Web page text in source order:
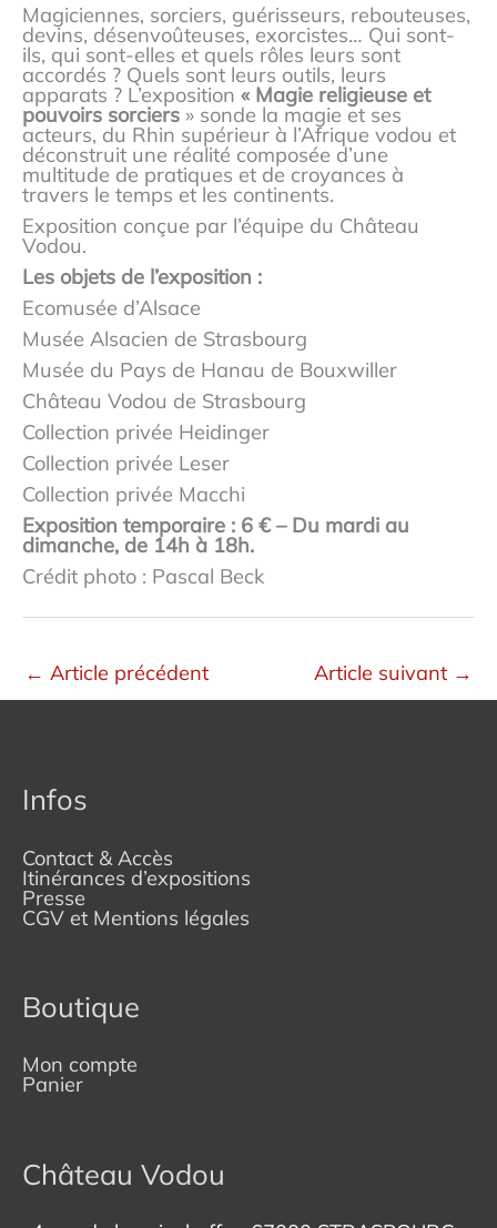
Magiciennes, sorciers, guérisseurs, rebouteuses,
devins, désenvoûteuses, exorcistes… Qui sont-
ils, qui sont-elles et quels rôles leurs sont
accordés ? Quels sont leurs outils, leurs
apparats ? L’exposition « Magie religieuse et
pouvoirs sorciers » sonde la magie et ses
acteurs, du Rhin supérieur à l’Afrique vodou et
déconstruit une réalité composée d’une
multitude de pratiques et de croyances à
travers le temps et les continents.
Exposition conçue par l’équipe du Château
Vodou.
Les objets de l’exposition :
Ecomusée d’Alsace
Musée Alsacien de Strasbourg
Musée du Pays de Hanau de Bouxwiller
Château Vodou de Strasbourg
Collection privée Heidinger
Collection privée Leser
Collection privée Macchi
Exposition temporaire : 6 € – Du mardi au
dimanche, de 14h à 18h.
Crédit photo : Pascal Beck
← Article précédent Article suivant →
Infos
Contact & Accès
Itinérances d’expositions
Presse
CGV et Mentions légales
Boutique
Mon compte
Panier
Château Vodou